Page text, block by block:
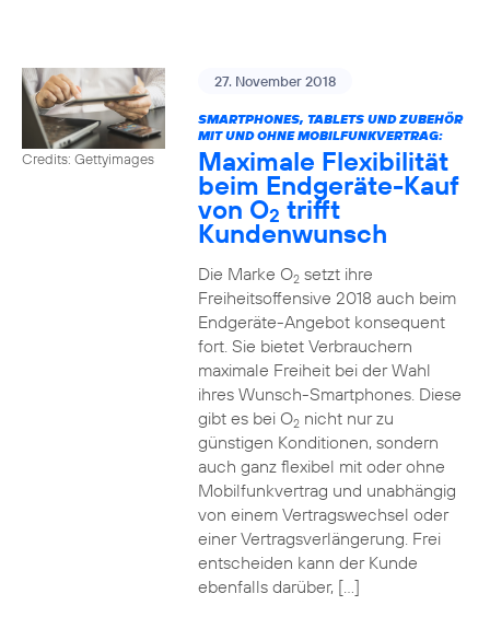
Credits: Gettyimages
27. November 2018
SMARTPHONES, TABLETS UND ZUBEHÖR
MIT UND OHNE MOBILFUNKVERTRAG:
Maximale Flexibilität
beim Endgeräte-Kauf
von O2 trifft
Kundenwunsch
Die Marke O2setzt ihre
Freiheitsoffensive 2018 auch beim
Endgeräte-Angebot konsequent
fort. Sie bietet Verbrauchern
maximale Freiheit bei der Wahl
ihres Wunsch-Smartphones. Diese
gibt es bei O2nicht nur zu
günstigen Konditionen, sondern
auch ganz flexibel mit oder ohne
Mobilfunkvertrag und unabhängig
von einem Vertragswechsel oder
einer Vertragsverlängerung. Frei
entscheiden kann der Kunde
ebenfalls darüber, […]